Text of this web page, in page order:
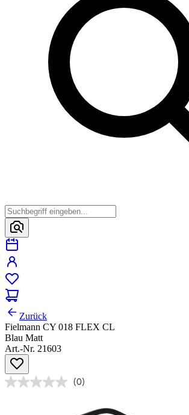
Zurück
Fielmann CY 018 FLEX CL
Blau Matt
Art.-Nr. 21603
(0)